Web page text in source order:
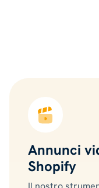
Annunci
Shopify